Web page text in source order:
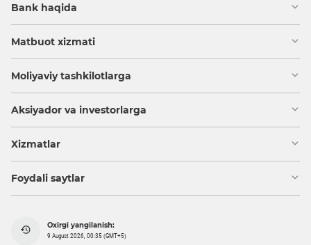
Bank haqida
Matbuot xizmati
Moliyaviy tashkilotlarga
Aksiyador va investorlarga
Xizmatlar
Foydali saytlar
Oxirgi yangilanish:
9 August 2026, 00:35 (GMT+5)